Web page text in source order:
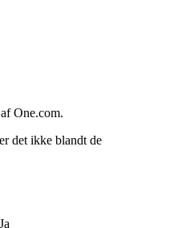
One.com.
det ikke blandt de